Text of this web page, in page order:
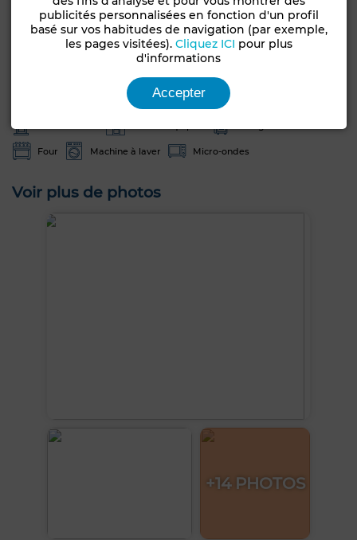
Terrasse Garage Ascenseur Concierge
Chambre rangement Salon Marocain Salon européen
Sécurité Double vitrage
Four Machine à laver Micro-ondes
Voir plus de photos
+14 PHOTOS
publicités personnalisées en fonction d'un profil
basé sur vos habitudes de navigation (par exemple,
les pages visitées). Cliquez ICI pour plus
d'informations
Accepter